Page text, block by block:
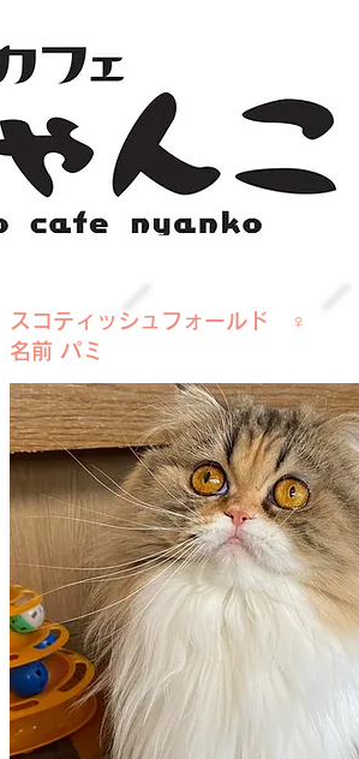
スコティッシュフォールド ♀
名前 パミ